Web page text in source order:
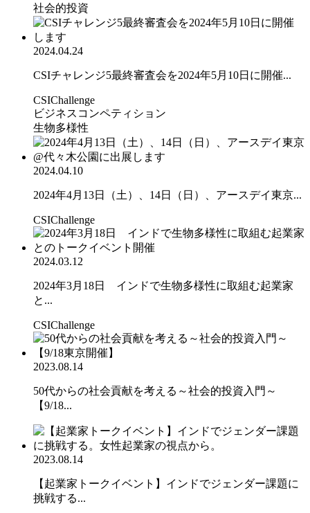
社会的投資
2024.04.24
CSIチャレンジ5最終審査会を2024年5月10日に開催...
CSIChallenge
ビジネスコンペティション
生物多様性
2024.04.10
2024年4月13日（土）、14日（日）、アースデイ東京...
CSIChallenge
2024.03.12
2024年3月18日 インドで生物多様性に取組む起業家
と...
CSIChallenge
2023.08.14
50代からの社会貢献を考える～社会的投資入門～
【9/18...
2023.08.14
【起業家トークイベント】インドでジェンダー課題に
挑戦する...